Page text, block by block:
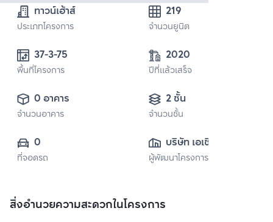
ทาวน์เฮ้าส์
ประเภทโครงการ
219
จำนวนยูนิต
37-3-75
พื้นที่โครงการ
2020
ปีที่แล้วเสร็จ
0 อาคาร
จำนวนอาคาร
2 ชั้น
จำนวนชั้น
0
ที่จอดรถ
บริษัท เอเชี่ยน
พร็อพเพอร์ตี้ จำกัด
ผู้พัฒนาโครงการ
สิ่งอำนวยความสะดวกในโครงการ